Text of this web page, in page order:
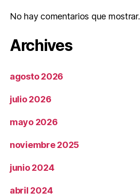
No hay comentarios que mostrar.
Archives
agosto 2026
julio 2026
mayo 2026
noviembre 2025
junio 2024
abril 2024